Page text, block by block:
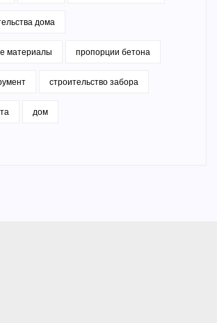
дома
материалы пропорции бетона
строительство забора
дом